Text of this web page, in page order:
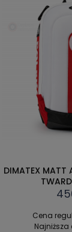
DIMATEX MATT
Cena